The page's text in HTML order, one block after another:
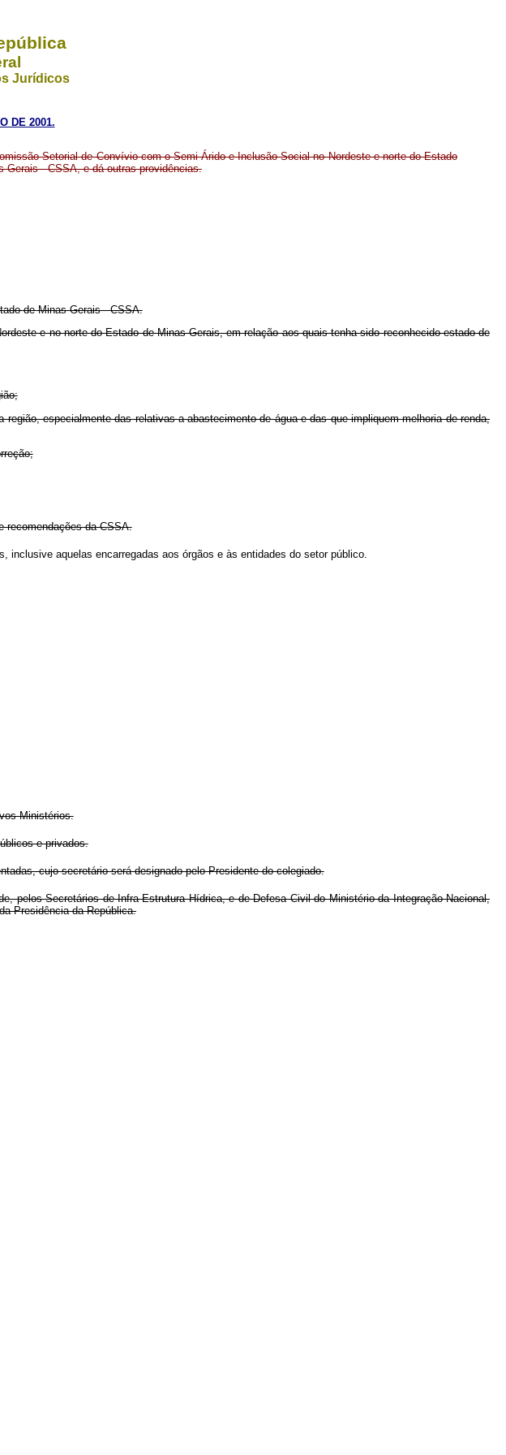
Jurídicos
DE 2001.
Setorial de Convívio com o Semi-Árido e Inclusão Social no Nordeste e norte do Estado
Gerais - CSSA, e dá outras providências.
de Minas Gerais - CSSA.
e no norte do Estado de Minas Gerais, em relação aos quais tenha sido reconhecido estado de
especialmente das relativas a abastecimento de água e das que impliquem melhoria de renda,
recomendações da CSSA.
inclusive aquelas encarregadas aos órgãos e às entidades do setor público.
Ministérios.
e privados.
cujo secretário será designado pelo Presidente do colegiado.
pelos Secretários de Infra-Estrutura Hídrica, e de Defesa Civil do Ministério da Integração Nacional,
Presidência da República.